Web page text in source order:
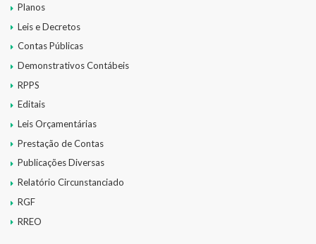
Planos
Leis e Decretos
Contas Públicas
Demonstrativos Contábeis
RPPS
Editais
Leis Orçamentárias
Prestação de Contas
Publicações Diversas
Relatório Circunstanciado
RGF
RREO